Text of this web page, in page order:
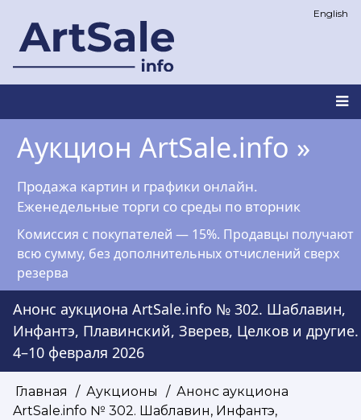
основному
English
Main
navigation
Аукцион ArtSale.info »
Продажа картин и графики онлайн.
Еженедельные торги со среды по вторник
Комиссия с покупателей — 15%. Продавцы получают
всю сумму, без дополнительных отчислений сверх
резерва
Анонс аукциона ArtSale.info № 302. Шаблавин,
Инфантэ, Плавинский, Зверев, Целков и другие.
4–10 февраля 2026
Строка
навигации
Главная Аукционы
Анонс аукциона
ArtSale.info № 302. Шаблавин, Инфантэ,